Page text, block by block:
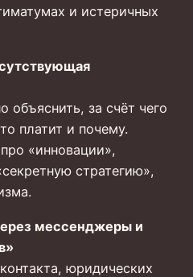
и истеричных
объяснить, за счёт чего
платит и почему.
«инновации»,
стратегию»,
мессенджеры и
юридических